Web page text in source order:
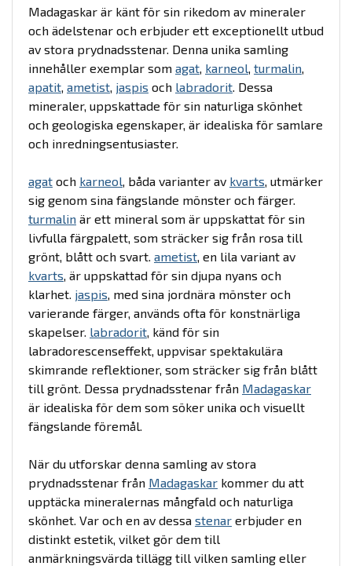
Madagaskar är känt för sin rikedom av mineraler
och ädelstenar och erbjuder ett exceptionellt utbud
av stora prydnadsstenar. Denna unika samling
innehåller exemplar som agat, karneol, turmalin,
apatit, ametist, jaspis och labradorit. Dessa
mineraler, uppskattade för sin naturliga skönhet
och geologiska egenskaper, är idealiska för samlare
och inredningsentusiaster.
agat och karneol, båda varianter av kvarts, utmärker
sig genom sina fängslande mönster och färger.
turmalin är ett mineral som är uppskattat för sin
livfulla färgpalett, som sträcker sig från rosa till
grönt, blått och svart. ametist, en lila variant av
kvarts, är uppskattad för sin djupa nyans och
klarhet. jaspis, med sina jordnära mönster och
varierande färger, används ofta för konstnärliga
skapelser. labradorit, känd för sin
labradorescenseffekt, uppvisar spektakulära
skimrande reflektioner, som sträcker sig från blått
till grönt. Dessa prydnadsstenar från Madagaskar
är idealiska för dem som söker unika och visuellt
fängslande föremål.
När du utforskar denna samling av stora
prydnadsstenar från Madagaskar kommer du att
upptäcka mineralernas mångfald och naturliga
skönhet. Var och en av dessa stenar erbjuder en
distinkt estetik, vilket gör dem till
anmärkningsvärda tillägg till vilken samling eller